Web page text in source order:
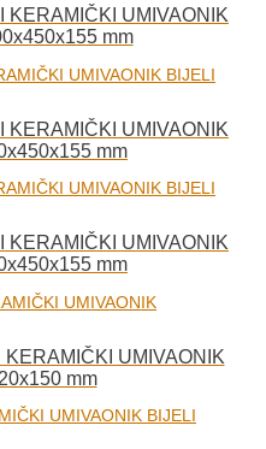
KERAMIČKI UMIVAONIK
mm
KERAMIČKI UMIVAONIK
mm
KERAMIČKI UMIVAONIK
mm
UMIVAONIK
mm